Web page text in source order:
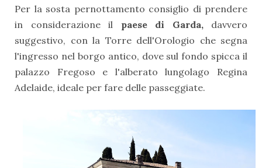
Per la sosta pernottamento consiglio di prendere
in considerazione il paese di Garda, davvero
suggestivo, con la Torre dell'Orologio che segna
l'ingresso nel borgo antico, dove sul fondo spicca il
palazzo Fregoso e l'alberato lungolago Regina
Adelaide, ideale per fare delle passeggiate.